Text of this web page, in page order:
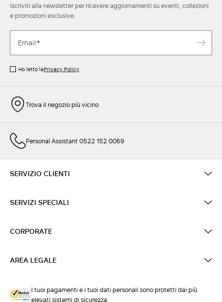
Iscriviti alla newsletter per ricevere aggiornamenti su eventi, collezioni
e promozioni esclusive.
Ho letto laPrivacy Policy
Trova il negozio più vicino
Personal Assistant 0522 152 0069
SERVIZIO CLIENTI
SERVIZI SPECIALI
CORPORATE
AREA LEGALE
I tuoi pagamenti e i tuoi dati personali sono protetti dai più
elevati sistemi di sicurezza.